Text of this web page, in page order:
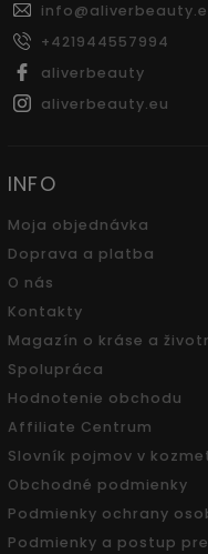
info@
+421944557994
aliverbeauty
aliverbeauty.eu
INFO
Moja objednávka
Doprava a platba
O nás
Kontakty
Magazín o kráse a
Spolupráca
Hodnotenie obchodu
Affiliate Centrum
Slovník pojmov v
Obchodné podmienky
Podmienky ochrany
Podmienky a postup